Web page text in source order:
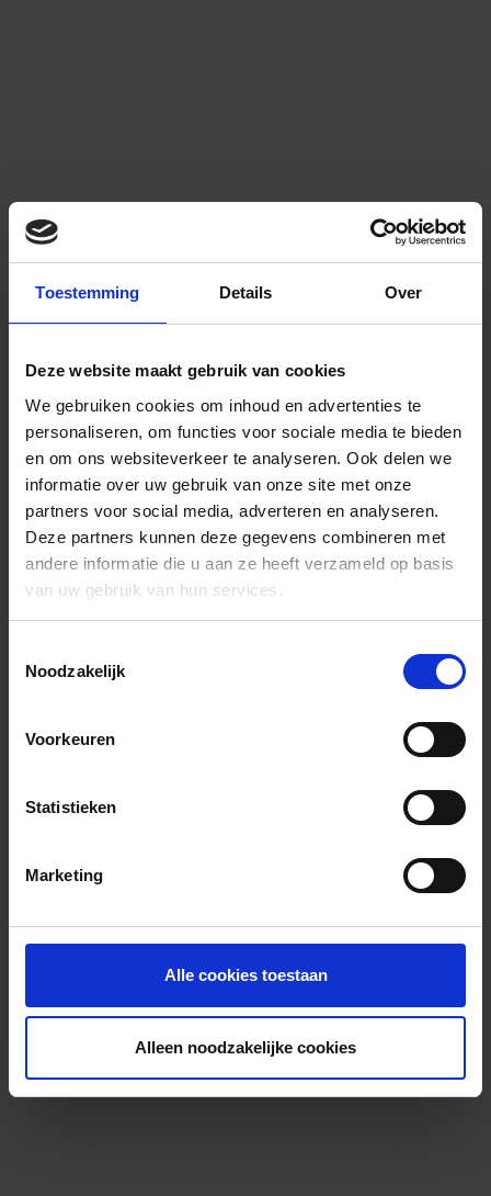
Toestemming Details Over
Deze website maakt gebruik van cookies
We gebruiken cookies om inhoud en advertenties te
personaliseren, om functies voor sociale media te bieden
en om ons websiteverkeer te analyseren. Ook delen we
informatie over uw gebruik van onze site met onze
partners voor social media, adverteren en analyseren.
Deze partners kunnen deze gegevens combineren met
andere informatie die u aan ze heeft verzameld op basis
van uw gebruik van hun services.
Noodzakelijk
Voorkeuren
Statistieken
Marketing
Alle cookies toestaan
Alleen noodzakelijke cookies